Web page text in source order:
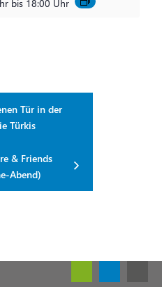
bis 18:00 Uhr
Tür in der
Türkis
& Friends
Abend)